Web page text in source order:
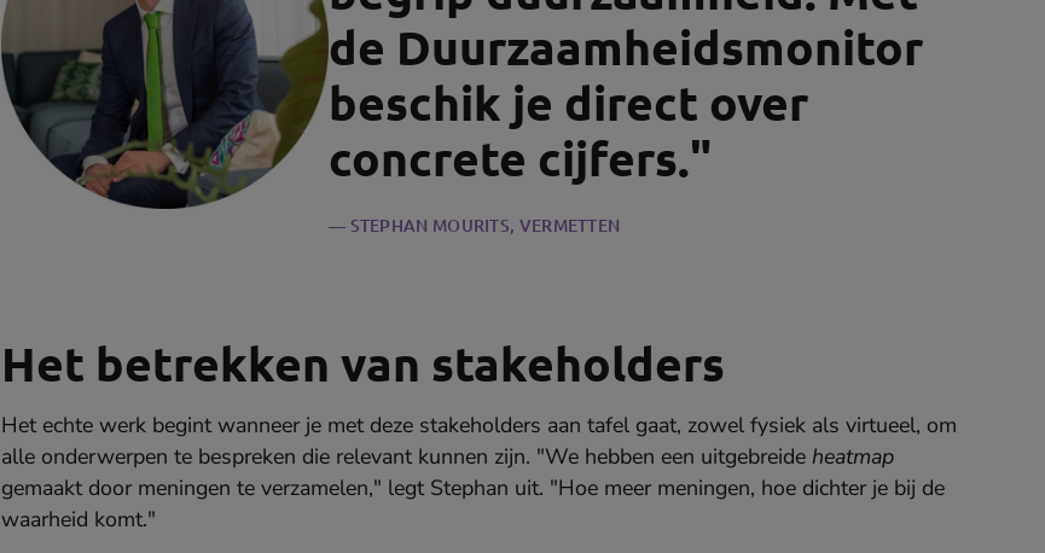
de Duurzaamheidsmonitor
beschik je direct over
concrete cijfers."
STEPHAN MOURITS, VERMETTEN
Het betrekken van stakeholders
Het echte werk begint wanneer je met deze stakeholders aan tafel gaat, zowel fysiek als virtueel, om
alle onderwerpen te bespreken die relevant kunnen zijn. "We hebben een uitgebreide heatmap
gemaakt door meningen te verzamelen," legt Stephan uit. "Hoe meer meningen, hoe dichter je bij de
waarheid komt."